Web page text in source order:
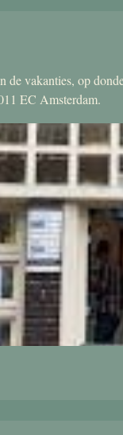
de vakanties, op
EC Amsterdam.